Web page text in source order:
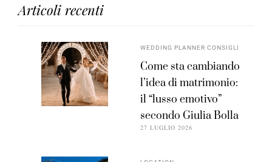
Articoli recenti
WEDDING PLANNER CONSIGLI
Come sta cambiando
l’idea di matrimonio:
il “lusso emotivo”
secondo Giulia Bolla
27 LUGLIO 2026